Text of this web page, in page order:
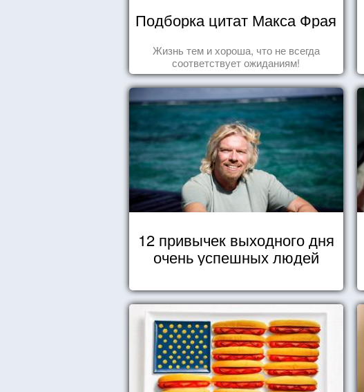
Подборка цитат Макса Фрая
Жизнь тем и хороша, что не всегда
соответствует ожиданиям!
12 привычек выходного дня
очень успешных людей